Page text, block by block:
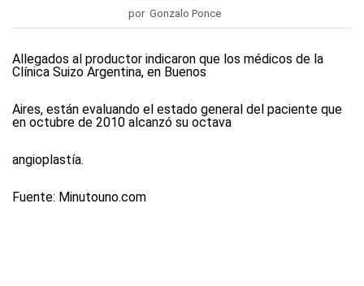
por Gonzalo Ponce
Allegados al productor indicaron que los médicos de la
Clínica Suizo Argentina, en Buenos
Aires, están evaluando el estado general del paciente que
en octubre de 2010 alcanzó su octava
angioplastía.
Fuente: Minutouno.com